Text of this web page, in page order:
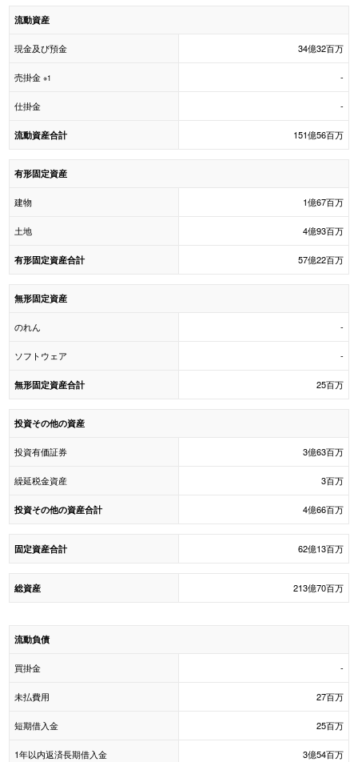
流動資産
現金及び預金 34億32百万
売掛金 ※1 -
仕掛金 -
流動資産合計 151億56百万
有形固定資産
建物 1億67百万
土地 4億93百万
有形固定資産合計 57億22百万
無形固定資産
のれん -
ソフトウェア -
無形固定資産合計 25百万
投資その他の資産
投資有価証券 3億63百万
繰延税金資産 3百万
投資その他の資産合計 4億66百万
固定資産合計 62億13百万
総資産 213億70百万
流動負債
買掛金 -
未払費用 27百万
短期借入金 25百万
1年以内返済長期借入金 3億54百万